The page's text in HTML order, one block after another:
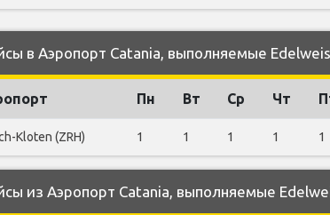
в Аэропорт Catania, выполняемые
Пн Вт Ср Чт
Kloten (ZRH) 1 1 1 1 1
из Аэропорт Catania, выполняемые